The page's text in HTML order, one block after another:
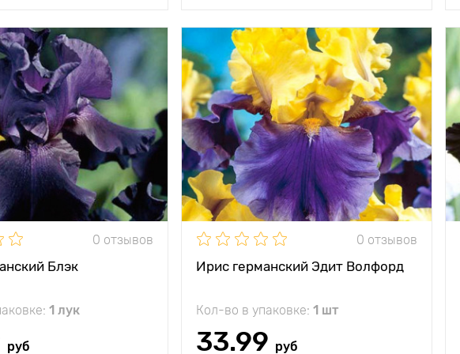
0 отзывов
Блэк
1 лук
руб
Захватывающее дух
зрелище!
60 - 80 см
20 - 40 см
полутень, тень
- 35 ° С
0 отзывов
Ирис германский Эдит Волфорд
Кол-во в упаковке: 1 шт
33.99 руб
Особенности
Напоминает теплое
солнечное небо
Высота растения 80 - 100 см
Растояние между
растениями
50 - 60 см
Местоположение солнечное место
Морозостойкость минус 35°C
Глубина посадки 7 - 10 см